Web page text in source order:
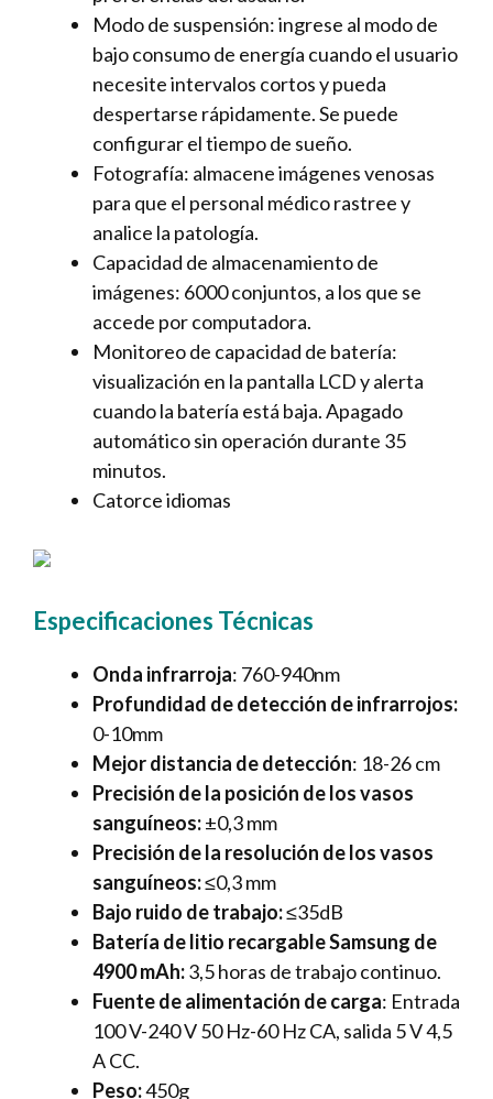
Modo de suspensión: ingrese al modo de
bajo consumo de energía cuando el usuario
necesite intervalos cortos y pueda
despertarse rápidamente. Se puede
configurar el tiempo de sueño.
Fotografía: almacene imágenes venosas
para que el personal médico rastree y
analice la patología.
Capacidad de almacenamiento de
imágenes: 6000 conjuntos, a los que se
accede por computadora.
Monitoreo de capacidad de batería:
visualización en la pantalla LCD y alerta
cuando la batería está baja. Apagado
automático sin operación durante 35
minutos.
Catorce idiomas
Especificaciones Técnicas
Onda infrarroja: 760-940nm
Profundidad de detección de infrarrojos:
0-10mm
Mejor distancia de detección: 18-26 cm
Precisión de la posición de los vasos
sanguíneos:±0,3 mm
Precisión de la resolución de los vasos
sanguíneos:≤0,3 mm
Bajo ruido de trabajo:≤35dB
Batería de litio recargable Samsung de
4900 mAh:3,5 horas de trabajo continuo.
Fuente de alimentación de carga: Entrada
100 V-240 V 50 Hz-60 Hz CA, salida 5 V 4,5
A CC.
Peso:450g